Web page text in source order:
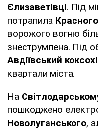
Єлизаветівці. Під
потрапила
ворожого вогню
знеструмлена. Під
Авдіївський
квартали міста.
На
пошкоджено
Новолуганського,